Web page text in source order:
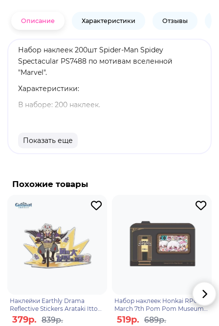
Описание Характеристики Отзывы
Набор наклеек 200шт Spider-Man Spidey
Spectacular PS7488 по мотивам вселенной
"Marvel".
Характеристики:
В наборе: 200 наклеек.
основанный на одноимённом супергерое Marvel
Мидтаунской школы науки и технологий,
который получил способности после укуса
радиоактивного паука и с тех пор тайно
действовал как линчеватель.
Показать еще
Похожие товары
Наклейки Earthly Drama
Reflective Stickers Arataki Itto
6975213680247
379р. 839р.
Набор наклеек Honkai RPG
March 7th Pom Pom Museum
6976525004974
519р. 689р.